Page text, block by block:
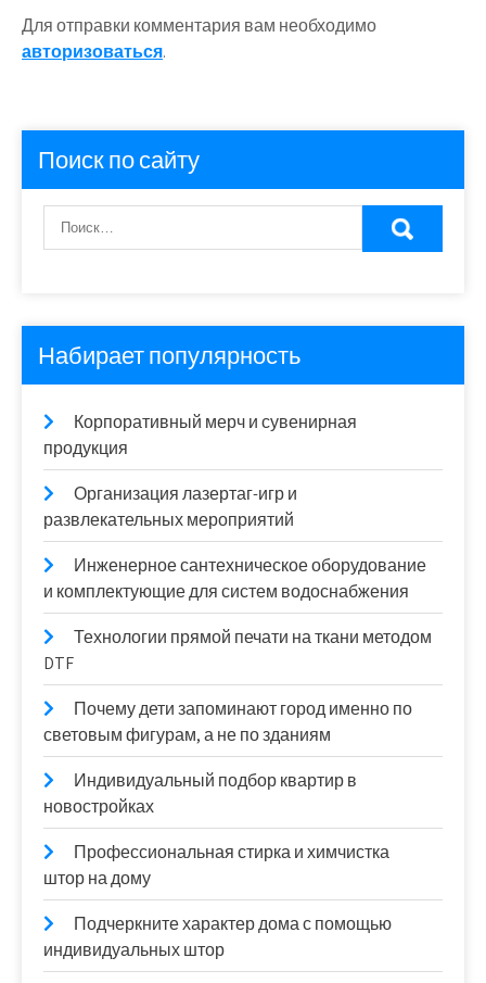
Для отправки комментария вам необходимо
авторизоваться.
Поиск по сайту
Набирает популярность
Корпоративный мерч и сувенирная
продукция
Организация лазертаг-игр и
развлекательных мероприятий
Инженерное сантехническое оборудование
и комплектующие для систем водоснабжения
Технологии прямой печати на ткани методом
DTF
Почему дети запоминают город именно по
световым фигурам, а не по зданиям
Индивидуальный подбор квартир в
новостройках
Профессиональная стирка и химчистка
штор на дому
Подчеркните характер дома с помощью
индивидуальных штор